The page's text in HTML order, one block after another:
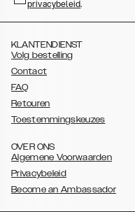
S20 Plus,Galaxy S20 Ultra
Galaxy S9,Galaxy S9+,
privacybeleid.
KLANTENDIENST
Volg bestelling
Contact
FAQ
Retouren
Toestemmingskeuzes
OVER ONS
Algemene Voorwaarden
Privacybeleid
Become an Ambassador